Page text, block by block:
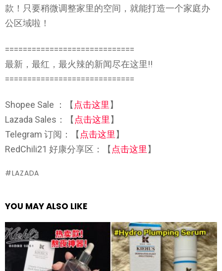
款！只要稍微调整家里的空间，就能打造一个家庭办
公区域啦！
=============================
最新，最红，最火辣的新闻尽在这里!!
=============================
Shopee Sale ：【 点击这里 】
Lazada Sales：【 点击这里 】
Telegram 订阅：【 点击这里 】
RedChili21 好康分享区：【 点击这里 】
LAZADA
YOU MAY ALSO LIKE